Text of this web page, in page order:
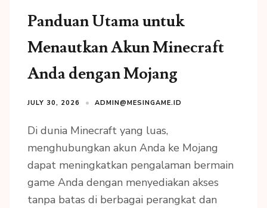
Panduan Utama untuk
Menautkan Akun Minecraft
Anda dengan Mojang
JULY 30, 2026 ADMIN@MESINGAME.ID
Di dunia Minecraft yang luas,
menghubungkan akun Anda ke Mojang
dapat meningkatkan pengalaman bermain
game Anda dengan menyediakan akses
tanpa batas di berbagai perangkat dan